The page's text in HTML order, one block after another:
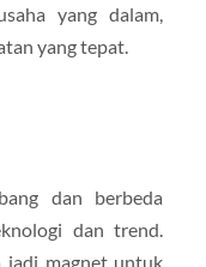
yang dalam,
yang tepat.
dan berbeda
dan trend.
jadi magnet untuk